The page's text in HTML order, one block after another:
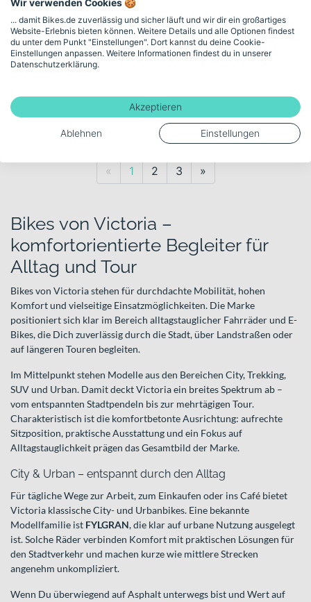
Verkauf durch Händler:
262 km
4 weitere Händler
« Previous
1 2 3 »Next
Bikes von Victoria –
komfortorientierte Begleiter für
Alltag und Tour
Bikes von Victoria stehen für durchdachte Mobilität, hohen
Komfort und vielseitige Einsatzmöglichkeiten. Die Marke
positioniert sich klar im Bereich alltagstauglicher Fahrräder und E-
Bikes, die Dich zuverlässig durch die Stadt, über Landstraßen oder
auf längeren Touren begleiten.
Im Mittelpunkt stehen Modelle aus den Bereichen City, Trekking,
SUV und Urban. Damit deckt Victoria ein breites Spektrum ab –
vom entspannten Stadtpendeln bis zur mehrtägigen Tour.
Charakteristisch ist die komfortbetonte Ausrichtung: aufrechte
Sitzposition, praktische Ausstattung und ein Fokus auf
Alltagstauglichkeit prägen das Gesamtbild der Marke.
City & Urban – entspannt durch den Alltag
Für tägliche Wege zur Arbeit, zum Einkaufen oder ins Café bietet
Victoria klassische City- und Urbanbikes. Eine bekannte
Modellfamilie ist FYLGRAN, die klar auf urbane Nutzung ausgelegt
ist. Solche Räder verbinden Komfort mit praktischen Lösungen für
den Stadtverkehr und machen kurze wie mittlere Strecken
angenehm unkompliziert.
Wenn Du überwiegend auf Asphalt unterwegs bist und Wert auf
Wir verwenden Cookies 🍪
... damit Bikes.de zuverlässig und sicher läuft und wir dir ein großartiges
Website-Erlebnis bieten können. Weitere Details und alle Optionen findest
du unter dem Punkt "Einstellungen". Dort kannst du deine Cookie-
Einstellungen anpassen. Weitere Informationen findest du in unserer
Datenschutzerklärung.
Akzeptieren
Ablehnen Einstellungen